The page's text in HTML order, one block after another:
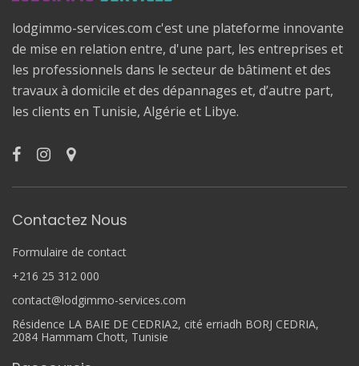
lodgimmo-services.com c'est une plateforme innovante
de mise en relation entre, d'une part, les entreprises et
les professionnels dans le secteur de bâtiment et des
travaux à domicile et des dépannages et, d’autre part,
les clients en Tunisie, Algérie et Libye.
Contactez Nous
Formulaire de contact
+216 25 312 000
contact@lodgimmo-services.com
Résidence LA BAIE DE CEDRIA2, cité erriadh BORJ CEDRIA,
2084 Hammam Chott, Tunisie